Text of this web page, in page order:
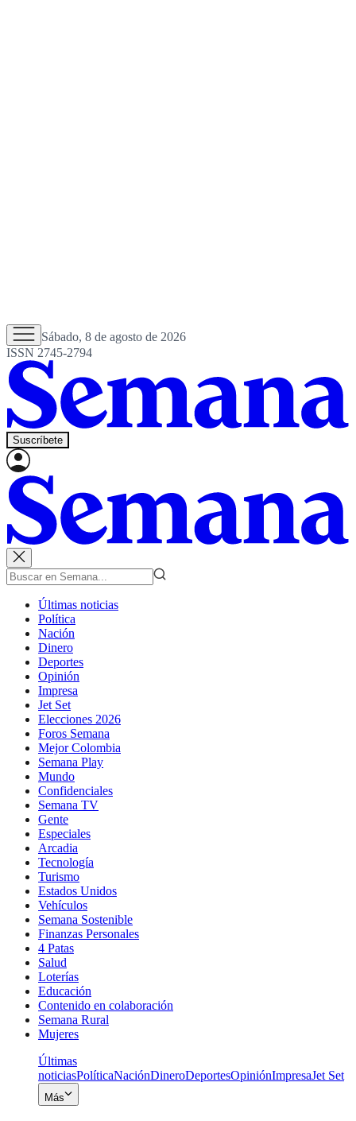
Sábado, 8 de agosto de 2026
ISSN 2745-2794
Suscríbete
Últimas noticias
Política
Nación
Dinero
Deportes
Opinión
Impresa
Jet Set
Elecciones 2026
Foros Semana
Mejor Colombia
Semana Play
Mundo
Confidenciales
Semana TV
Gente
Especiales
Arcadia
Tecnología
Turismo
Estados Unidos
Vehículos
Semana Sostenible
Finanzas Personales
4 Patas
Salud
Loterías
Educación
Contenido en colaboración
Semana Rural
Mujeres
Últimas
noticiasPolíticaNaciónDineroDeportesOpiniónImpresaJet Set
Más